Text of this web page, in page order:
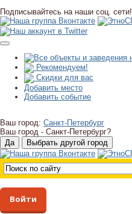
Подписывайтесь на наши соц. сети!
Рекомендуем!
Скидки для вас
Добавить место
Добавить событие
Ваш город: Санкт-Петербург
Ваш город - Санкт-Петербург?
Войти